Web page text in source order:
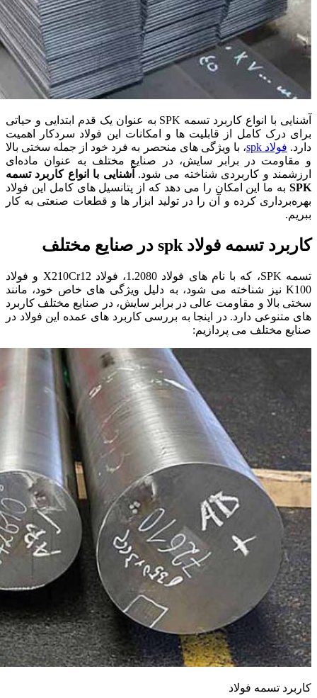
آشنایی با انواع کاربرد تسمه SPK به ‌عنوان یک قدم ابتدایی و حیاتی
برای درک کامل از قابلیت ‌ها و امکانات این فولاد سردکار اهمیت
دارد. فولاد spk
، با ویژگی ‌های منحصر به فرد خود از جمله سختی بالا
و مقاومت در برابر سایش، در صنایع مختلف به عنوان ماده‌ای
ارزشمند و کاربردی شناخته می ‌شود. آشنایی با انواع کاربرد تسمه
SPK به ما این امکان را می ‌دهد که از پتانسیل‌ های کامل این فولاد
بهره‌برداری کرده و آن را در تولید ابزار ها و قطعات صنعتی به کار
ببریم.
کاربرد تسمه فولاد spk در صنایع مختلف
تسمه SPK، که با نام‌ های فولاد 1.2080، فولاد X210Cr12 و فولاد
K100 نیز شناخته می ‌شود، به دلیل ویژگی‌ های خاص خود، مانند
سختی بالا و مقاومت عالی در برابر سایش، در صنایع مختلف کاربرد
های متنوعی دارد. در اینجا به بررسی کاربرد های عمده این فولاد در
صنایع مختلف می ‌پردازیم:
کاربرد تسمه فولاد